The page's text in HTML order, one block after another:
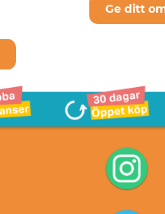
Ge ditt